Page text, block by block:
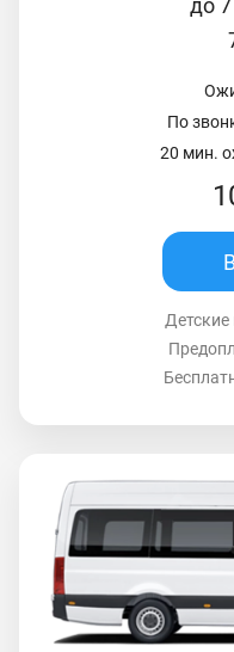
до
По
20 мин.